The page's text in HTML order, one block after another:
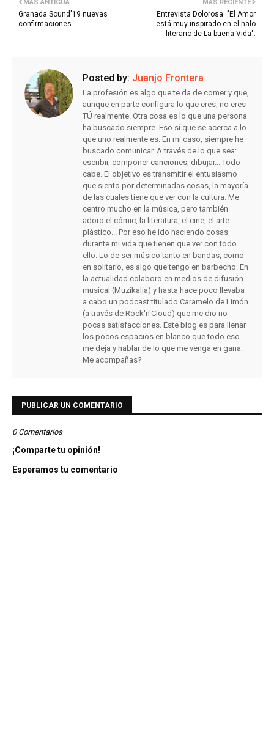
MÁS RECIENTE
Entrevista Dolorosa. "El Amor
está muy inspirado en el halo
literario de La buena Vida".
MÁS ANTIGUA
Granada Sound'19 nuevas
confirmaciones
Posted by: Juanjo Frontera
La profesión es algo que te da de comer y que,
aunque en parte configura lo que eres, no eres
TÚ realmente. Otra cosa es lo que una persona
ha buscado siempre. Eso sí que se acerca a lo
que uno realmente es. En mi caso, siempre he
buscado comunicar. A través de lo que sea:
escribir, componer canciones, dibujar... Todo
cabe. El objetivo es transmitir el entusiasmo
que siento por determinadas cosas, la mayoría
de las cuales tiene que ver con la cultura. Me
centro mucho en la música, pero también
adoro el cómic, la literatura, el cine, el arte
plástico... Por eso he ido haciendo cosas
durante mi vida que tienen que ver con todo
ello. Lo de ser músico tanto en bandas, como
en solitario, es algo que tengo en barbecho. En
la actualidad colaboro en medios de difusión
musical (Muzikalia) y hasta hace poco llevaba
a cabo un podcast titulado Caramelo de Limón
(a través de Rock'n'Cloud) que me dio no
pocas satisfacciones. Este blog es para llenar
los pocos espacios en blanco que todo eso
me deja y hablar de lo que me venga en gana.
Me acompañas?
PUBLICAR UN COMENTARIO
0 Comentarios
¡Comparte tu opinión!
Esperamos tu comentario